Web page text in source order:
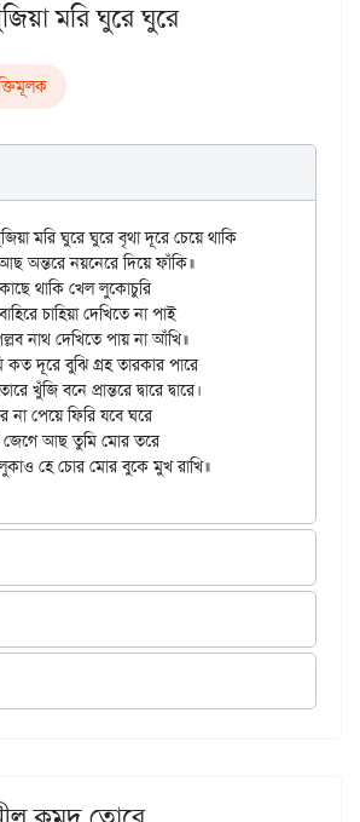
মরি ঘুরে ঘুরে
মরি ঘুরে ঘুরে বৃথা দূরে চেয়ে থাকি
অন্তরে নয়নেরে দিয়ে ফাঁকি॥
নাথ দেখিতে পায় না আঁখি॥
কত দূরে বুঝি গ্রহ তারকার পারে
খুঁজি বনে প্রান্তরে দ্বারে দ্বারে।